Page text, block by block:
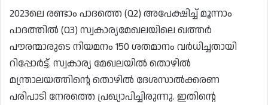
2023ലെ രണ്ടാം പാദത്തെ (Q2) അപേക്ഷിച്ച് മൂന്നാം
പാദത്തിൽ (Q3) സ്വകാര്യമേഖലയിലെ ഖത്തർ
പൗരന്മാരുടെ നിയമനം 150 ശതമാനം വർധിച്ചതായി
റിപ്പോർട്ട്. സ്വകാര്യ മേഖലയിൽ തൊഴിൽ
മന്ത്രാലയത്തിന്റെ തൊഴിൽ ദേശസാൽക്കരണ
പരിപാടി നേരത്തെ പ്രഖ്യാപിച്ചിരുന്നു. ഇതിന്റെ